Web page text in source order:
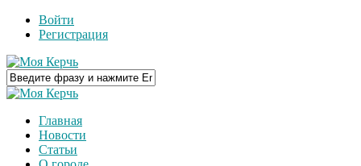
Войти
Регистрация
Главная
Новости
Статьи